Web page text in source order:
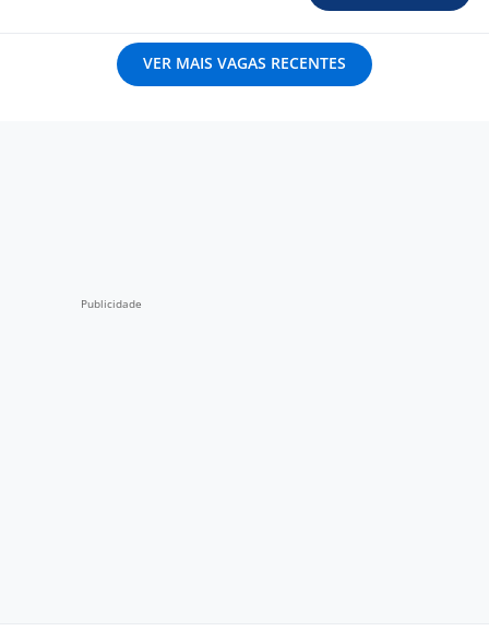
VER MAIS VAGAS RECENTES